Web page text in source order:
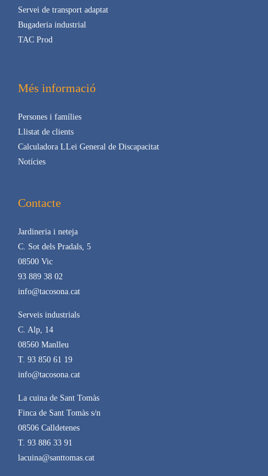
Servei de transport adaptat
Bugaderia industrial
TAC Prod
Més informació
Persones i famílies
Llistat de clients
Calculadora LLei General de Discapacitat
Notícies
Contacte
Jardineria i neteja
C. Sot dels Pradals, 5
08500 Vic
93 889 38 02
info@tacosona.cat
Serveis industrials
C. Alp, 14
08560 Manlleu
T. 93 850 61 19
info@tacosona.cat
La cuina de Sant Tomàs
Finca de Sant Tomàs s/n
08506 Calldetenes
T. 93 886 33 91
lacuina@santtomas.cat